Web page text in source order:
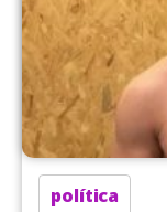
política